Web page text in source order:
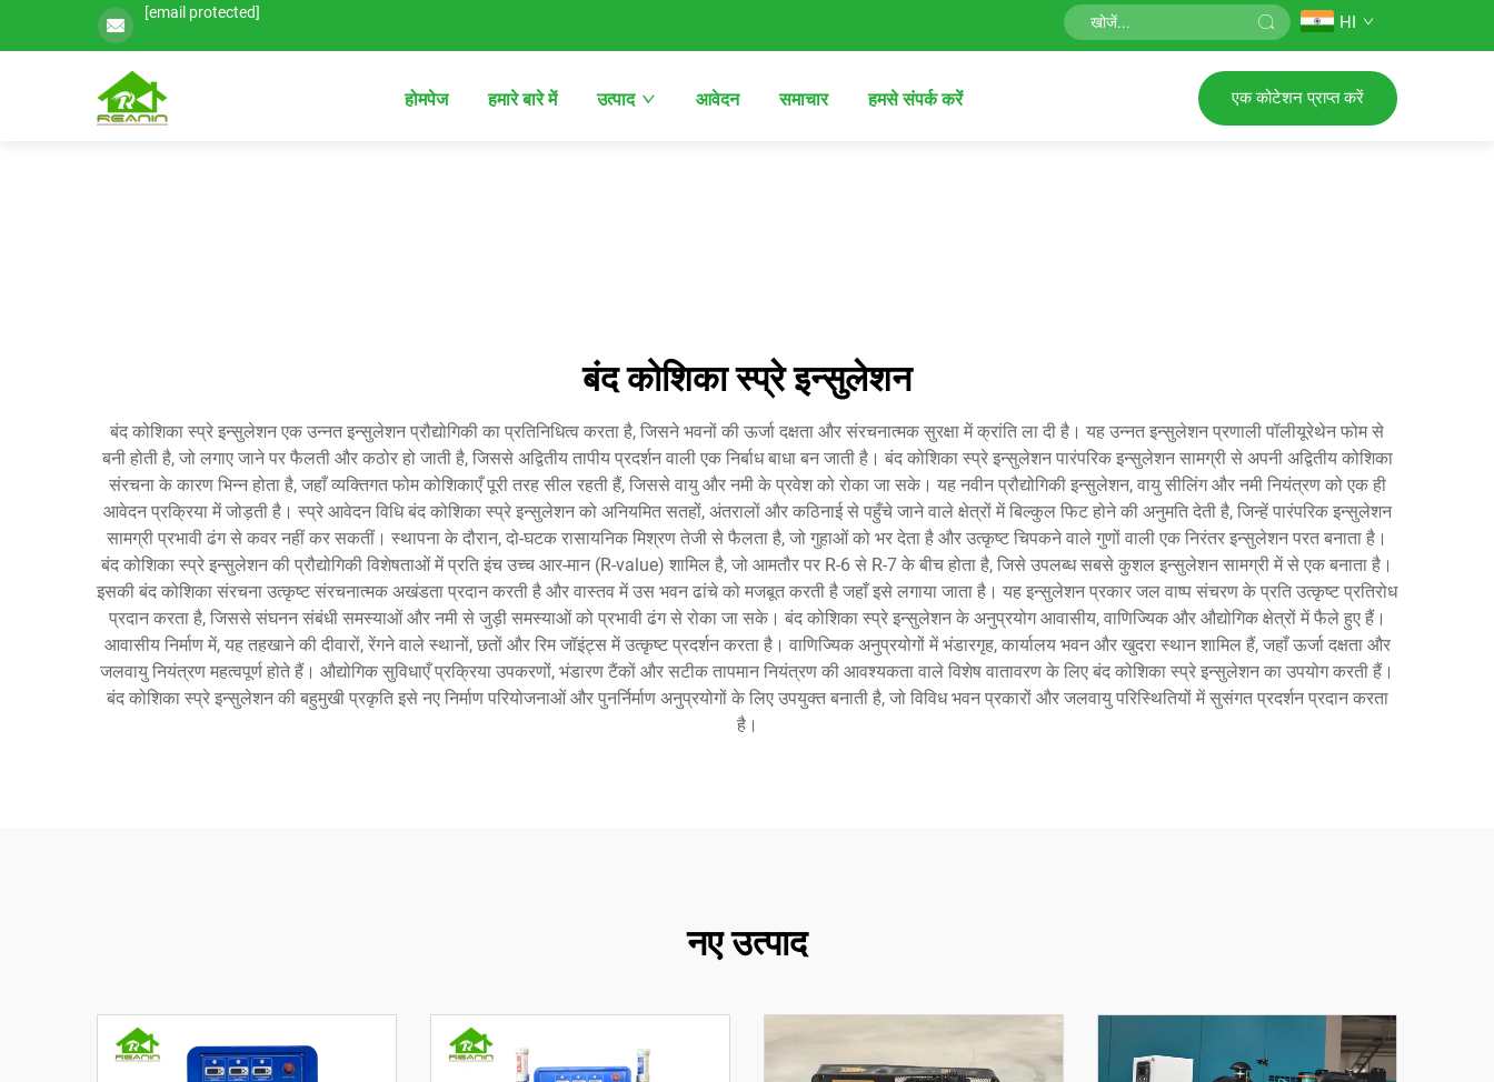
[email protected] HI
होमपेज हमारे बारे में उत्पाद आवेदन समाचार हमसे संपर्क करें एक कोटेशन प्राप्त करें
बंद कोशिका स्प्रे इन्सुलेशन
बंद कोशिका स्प्रे इन्सुलेशन एक उन्नत इन्सुलेशन प्रौद्योगिकी का प्रतिनिधित्व करता है, जिसने भवनों की ऊर्जा दक्षता और संरचनात्मक सुरक्षा में क्रांति ला दी है। यह उन्नत इन्सुलेशन प्रणाली पॉलीयूरेथेन फोम से
बनी होती है, जो लगाए जाने पर फैलती और कठोर हो जाती है, जिससे अद्वितीय तापीय प्रदर्शन वाली एक निर्बाध बाधा बन जाती है। बंद कोशिका स्प्रे इन्सुलेशन पारंपरिक इन्सुलेशन सामग्री से अपनी अद्वितीय कोशिका
संरचना के कारण भिन्न होता है, जहाँ व्यक्तिगत फोम कोशिकाएँ पूरी तरह सील रहती हैं, जिससे वायु और नमी के प्रवेश को रोका जा सके। यह नवीन प्रौद्योगिकी इन्सुलेशन, वायु सीलिंग और नमी नियंत्रण को एक ही
आवेदन प्रक्रिया में जोड़ती है। स्प्रे आवेदन विधि बंद कोशिका स्प्रे इन्सुलेशन को अनियमित सतहों, अंतरालों और कठिनाई से पहुँचे जाने वाले क्षेत्रों में बिल्कुल फिट होने की अनुमति देती है, जिन्हें पारंपरिक इन्सुलेशन
सामग्री प्रभावी ढंग से कवर नहीं कर सकतीं। स्थापना के दौरान, दो-घटक रासायनिक मिश्रण तेजी से फैलता है, जो गुहाओं को भर देता है और उत्कृष्ट चिपकने वाले गुणों वाली एक निरंतर इन्सुलेशन परत बनाता है।
बंद कोशिका स्प्रे इन्सुलेशन की प्रौद्योगिकी विशेषताओं में प्रति इंच उच्च आर-मान (R-value) शामिल है, जो आमतौर पर R-6 से R-7 के बीच होता है, जिसे उपलब्ध सबसे कुशल इन्सुलेशन सामग्री में से एक बनाता है।
इसकी बंद कोशिका संरचना उत्कृष्ट संरचनात्मक अखंडता प्रदान करती है और वास्तव में उस भवन ढांचे को मजबूत करती है जहाँ इसे लगाया जाता है। यह इन्सुलेशन प्रकार जल वाष्प संचरण के प्रति उत्कृष्ट प्रतिरोध
प्रदान करता है, जिससे संघनन संबंधी समस्याओं और नमी से जुड़ी समस्याओं को प्रभावी ढंग से रोका जा सके। बंद कोशिका स्प्रे इन्सुलेशन के अनुप्रयोग आवासीय, वाणिज्यिक और औद्योगिक क्षेत्रों में फैले हुए हैं।
आवासीय निर्माण में, यह तहखाने की दीवारों, रेंगने वाले स्थानों, छतों और रिम जॉइंट्स में उत्कृष्ट प्रदर्शन करता है। वाणिज्यिक अनुप्रयोगों में भंडारगृह, कार्यालय भवन और खुदरा स्थान शामिल हैं, जहाँ ऊर्जा दक्षता और
जलवायु नियंत्रण महत्वपूर्ण होते हैं। औद्योगिक सुविधाएँ प्रक्रिया उपकरणों, भंडारण टैंकों और सटीक तापमान नियंत्रण की आवश्यकता वाले विशेष वातावरण के लिए बंद कोशिका स्प्रे इन्सुलेशन का उपयोग करती हैं।
बंद कोशिका स्प्रे इन्सुलेशन की बहुमुखी प्रकृति इसे नए निर्माण परियोजनाओं और पुनर्निर्माण अनुप्रयोगों के लिए उपयुक्त बनाती है, जो विविध भवन प्रकारों और जलवायु परिस्थितियों में सुसंगत प्रदर्शन प्रदान करता
है।
नए उत्पाद